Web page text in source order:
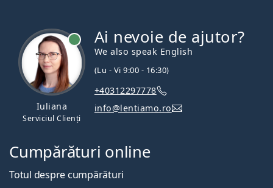
Iuliana
Serviciul Clienți
Ai nevoie de ajutor?
We also speak English
(Lu - Vi 9:00 - 16:30)
+40312297778
info@lentiamo.ro
Cumpărături online
Totul despre cumpărături